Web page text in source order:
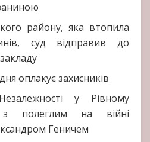
району, яка втопила
суд відправив до
оплакує захисників
у Рівному
з полеглим на війні
Геничем